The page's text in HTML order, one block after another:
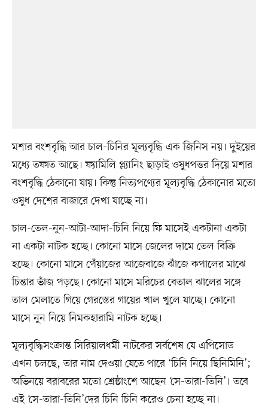
মশার বংশবৃদ্ধি আর চাল-চিনির মূল্যবৃদ্ধি এক জিনিস নয়। দুইয়ের
মধ্যে তফাত আছে। ফ্যামিলি প্ল্যানিং ছাড়াই ওষুধপত্তর দিয়ে মশার
বংশবৃদ্ধি ঠেকানো যায়। কিন্তু নিত্যপণ্যের মূল্যবৃদ্ধি ঠেকানোর মতো
ওষুধ দেশের বাজারে দেখা যাচ্ছে না।
চাল-তেল-নুন-আটা-আদা-চিনি নিয়ে ফি মাসেই একটানা একটা
না একটা নাটক হচ্ছে। কোনো মাসে জেলের দামে তেল বিক্রি
হচ্ছে। কোনো মাসে পেঁয়াজের আজেবাজে ঝাঁজে কপালের মাঝে
চিন্তার ভাঁজ পড়ছে। কোনো মাসে মরিচের বেতাল ঝালের সঙ্গে
তাল মেলাতে গিয়ে গেরস্তের গায়ের খাল খুলে যাচ্ছে। কোনো
মাসে নুন নিয়ে নিমকহারামি নাটক হচ্ছে।
মূল্যবৃদ্ধিসংক্রান্ত সিরিয়ালধর্মী নাটকের সর্বশেষ যে এপিসোড
এখন চলছে, তার নাম দেওয়া যেতে পারে ‘চিনি নিয়ে ছিনিমিনি’;
অভিনয়ে বরাবরের মতো শ্রেষ্ঠাংশে আছেন ‘সে-তারা-তিনি’। তবে
এই ‘সে-তারা-তিনি’দের চিনি চিনি করেও চেনা হচ্ছে না।